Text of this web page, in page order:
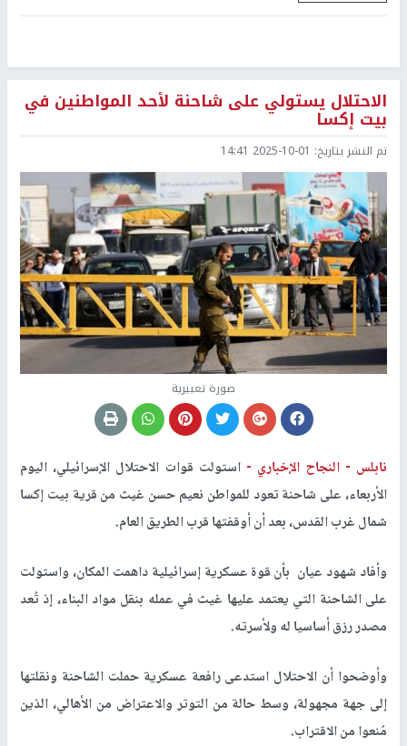
الاحتلال يستولي على شاحنة لأحد المواطنين في
بيت إكسا
تم النشر بتاريخ: 2025-10-01 14:41
صورة تعبيرية
نابلس -النجاح الإخباري -استولت قوات الاحتلال الإسرائيلي، اليوم
الأربعاء، على شاحنة تعود للمواطن نعيم حسن غيث من قرية بيت إكسا
شمال غرب القدس، بعد أن أوقفتها قرب الطريق العام.
وأفاد شهود عيان بأن قوة عسكرية إسرائيلية داهمت المكان، واستولت
على الشاحنة التي يعتمد عليها غيث في عمله بنقل مواد البناء، إذ تُعد
مصدر رزق أساسيا له ولأسرته.
وأوضحوا أن الاحتلال استدعى رافعة عسكرية حملت الشاحنة ونقلتها
إلى جهة مجهولة، وسط حالة من التوتر والاعتراض من الأهالي، الذين
مُنعوا من الاقتراب.